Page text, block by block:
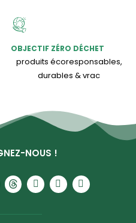
OBJECTIF ZÉRO DÉCHET
produits écoresponsables,
durables & vrac
NOUS !